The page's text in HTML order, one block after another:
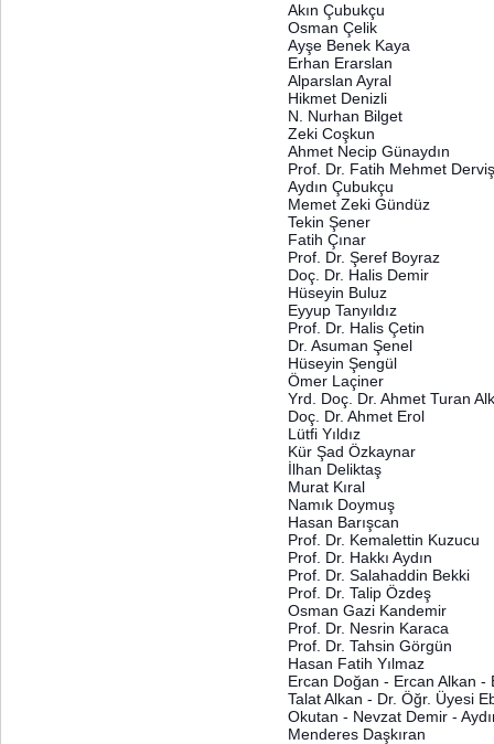
Akın Çubukçu
Osman Çelik
Ayşe Benek Kaya
Erhan Erarslan
Alparslan Ayral
Hikmet Denizli
N. Nurhan Bilget
Zeki Coşkun
Ahmet Necip Günaydın
Prof. Dr. Fatih Mehmet
Aydın Çubukçu
Memet Zeki Gündüz
Tekin Şener
Fatih Çınar
Prof. Dr. Şeref Boyraz
Doç. Dr. Halis Demir
Hüseyin Buluz
Eyyup Tanyıldız
Prof. Dr. Halis Çetin
Dr. Asuman Şenel
Hüseyin Şengül
Ömer Laçiner
Yrd. Doç. Dr. Ahmet Turan
Doç. Dr. Ahmet Erol
Lütfi Yıldız
Kür Şad Özkaynar
İlhan Deliktaş
Murat Kıral
Namık Doymuş
Hasan Barışcan
Prof. Dr. Kemalettin Kuzucu
Prof. Dr. Hakkı Aydın
Prof. Dr. Salahaddin Bekki
Prof. Dr. Talip Özdeş
Osman Gazi Kandemir
Prof. Dr. Nesrin Karaca
Prof. Dr. Tahsin Görgün
Hasan Fatih Yılmaz
Ercan Doğan - Ercan Alkan
Talat Alkan - Dr. Öğr. Üyesi
Okutan - Nevzat Demir -
Menderes Daşkıran